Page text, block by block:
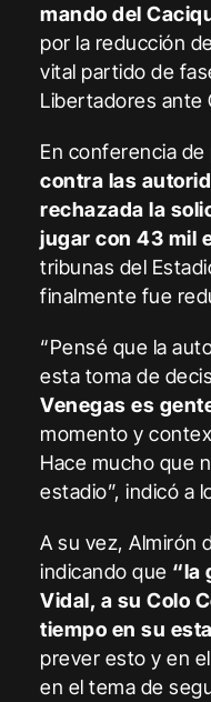
mando del
por la reducción
vital partido de
Libertadores ante
En conferencia
contra las
rechazada la
jugar con 43 mil
tribunas del
finalmente fue
“Pensé que la
esta toma de
Venegas es
momento y
Hace mucho que
estadio”, indicó a
A su vez, Almirón
indicando que “la
Vidal, a su Colo
tiempo en su
prever esto y en
en el tema de